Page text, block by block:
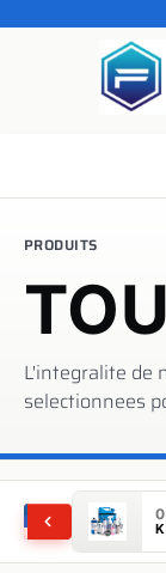
SE RENDRE AU
PRODUITS
L'integralite de
selectionnees